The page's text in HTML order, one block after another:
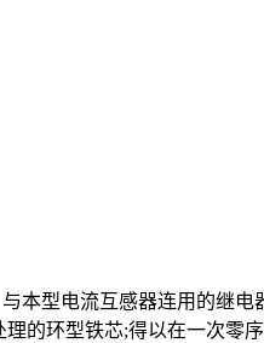
型电流互感器连用的继
的环型铁芯;得以在一次零